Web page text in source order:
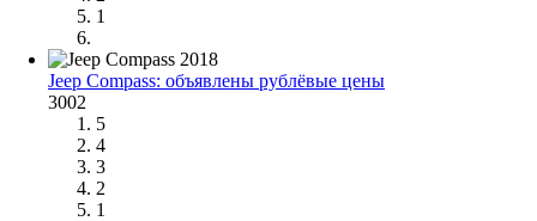
1
Jeep Compass: объявлены рублёвые цены
3002
5
4
3
2
1